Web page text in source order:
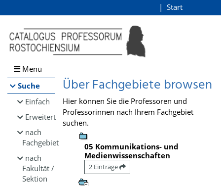
Browsen
direkt zum Inhalt
Start
Menü
Suche
Einfach
Erweitert
nach
Fachgebiet
nach
Fakultät /
Sektion
Über Fachgebiete browsen
Hier können Sie die Professoren und
Professorinnen nach Ihrem Fachgebiet
suchen.
05 Kommunikations- und
Medienwissenschaften
2 Einträge